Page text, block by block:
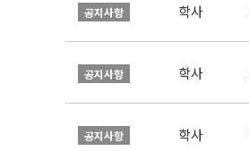
공지사항 학사
공지사항 학사
공지사항 학사